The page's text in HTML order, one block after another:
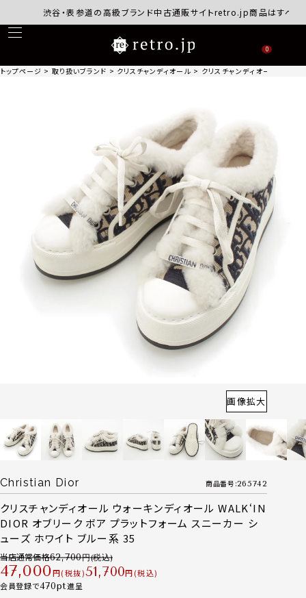
渋谷・表参道の高級ブランド中古通販サイトretro.jp商品はすべて正規
0
トップページ 取り扱いブランド クリスチャンディオール クリスチャンディオール ウォ
画像拡大
Christian Dior 商品番号 265742
クリスチャンディオール ウォーキンディオール WALK‘IN
DIOR オブリーク ボア プラットフォーム スニーカー シ
ューズ ホワイト ブルー系 35
当店通常価格62,700
47,000 税抜 51,700
税込
会員登録で470 進呈